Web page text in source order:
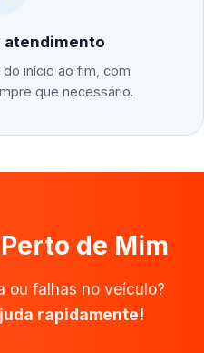
atendimento
início ao fim, com
que necessário.
de Mim
ou falhas no veículo?
rapidamente!